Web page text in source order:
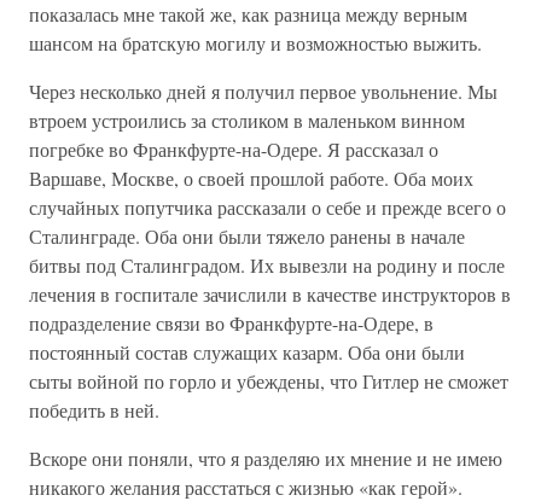
показалась мне такой же, как разница между верным
шансом на братскую могилу и возможностью выжить.
Через несколько дней я получил первое увольнение. Мы
втроем устроились за столиком в маленьком винном
погребке во Франкфурте-на-Одере. Я рассказал о
Варшаве, Москве, о своей прошлой работе. Оба моих
случайных попутчика рассказали о себе и прежде всего о
Сталинграде. Оба они были тяжело ранены в начале
битвы под Сталинградом. Их вывезли на родину и после
лечения в госпитале зачислили в качестве инструкторов в
подразделение связи во Франкфурте-на-Одере, в
постоянный состав служащих казарм. Оба они были
сыты войной по горло и убеждены, что Гитлер не сможет
победить в ней.
Вскоре они поняли, что я разделяю их мнение и не имею
никакого желания расстаться с жизнью «как герой».